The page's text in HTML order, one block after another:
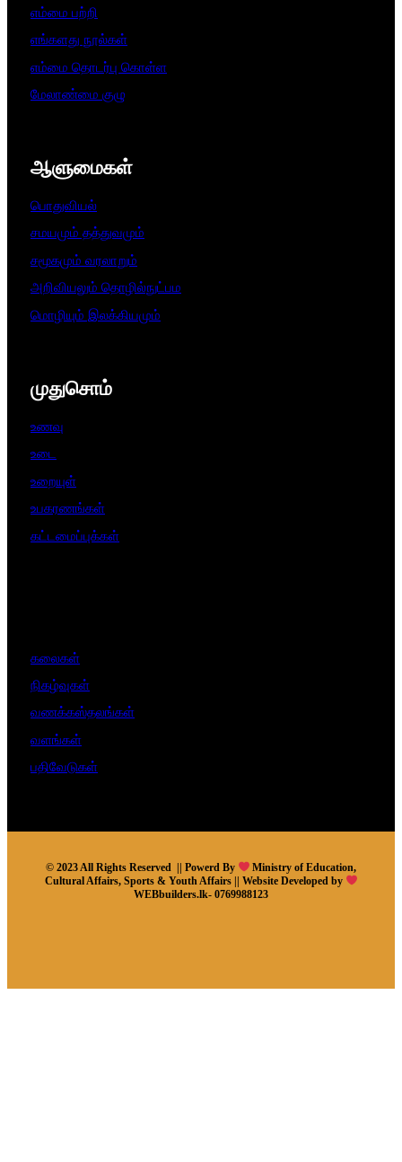
எம்மை பற்றி
எங்களது நூல்கள்
எம்மை தொடர்பு கொள்ள
மேலாண்மை குழு
ஆளுமைகள்​
பொதுவியல்
சமயமும் தத்துவமும்
சமூகமும் வரலாறும்
அறிவியலும் தொழில்நுட்பம
மொழியும் இலக்கியமும்
முதுசொம்
உணவு
உடை
உறையுள்
உபகரணங்கள்
கட்டமைப்புக்கள்
கலைகள்
நிகழ்வுகள்
வணக்கஸ்தலங்கள்
வளங்கள்
பதிவேடுகள்
© 2023 All Rights Reserved || Powerd By
Ministry of Education,
Cultural Affairs, Sports & Youth Affairs || Website Developed by
WEBbuilders.lk- 0769988123